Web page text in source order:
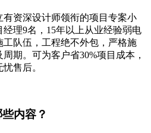
资深设计师领衔的项目专案小
理9名，15年以上从业经验弱电
工队伍，工程绝不外包，严格施
期。可为客户省30%项目成本，
售后。
内容？